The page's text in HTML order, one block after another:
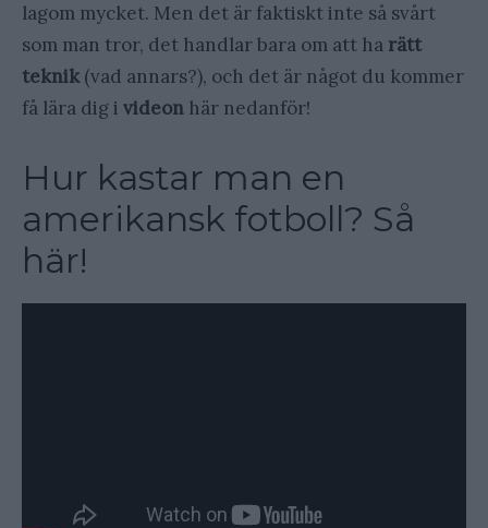
lagom mycket. Men det är faktiskt inte så svårt
som man tror, det handlar bara om att ha rätt
teknik (vad annars?), och det är något du kommer
få lära dig i videon här nedanför!
Hur kastar man en
amerikansk fotboll? Så
här!